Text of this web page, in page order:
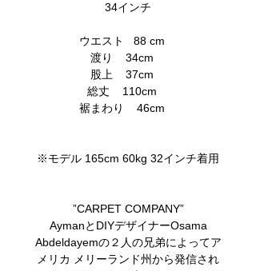
34インチ
ウエスト 88 cm
渡り 34cm
股上 37cm
総丈 110cm
裾まわり 46cm
※モデル 165cm 60kg 32インチ着用
”CARPET COMPANY”
AymanとDIYデザイナーOsama
Abdeldayemの２人の兄弟によってア
メリカ メリーランド州から発信され